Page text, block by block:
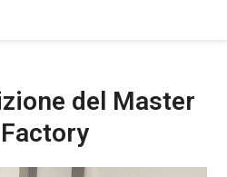
del Master